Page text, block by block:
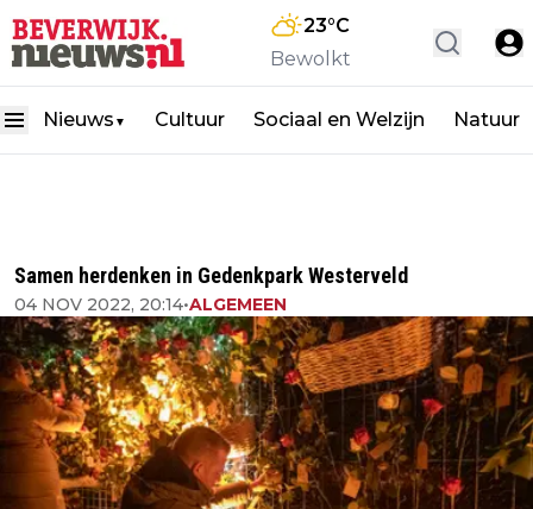
23°C
Bewolkt
Nieuws ▼ Cultuur Sociaal en Welzijn Natuur
Samen herdenken in Gedenkpark Westerveld
04 NOV 2022, 20:14•ALGEMEEN